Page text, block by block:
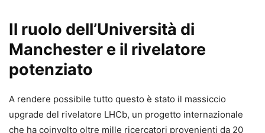
Il ruolo dell’Università di
Manchester e il rivelatore
potenziato
A rendere possibile tutto questo è stato il massiccio
upgrade del rivelatore LHCb, un progetto internazionale
che ha coinvolto oltre mille ricercatori provenienti da 20